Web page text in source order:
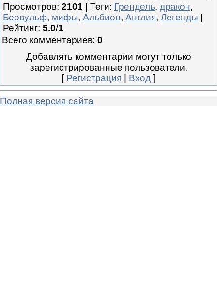
Просмотров: 2101 Теги: Грендель, дракон,
Беовульф, мифы, Альбион, Англия, Легенды
Рейтинг: 5.0/1
Всего комментариев: 0
Добавлять комментарии могут только
зарегистрированные пользователи.
[ Регистрация Вход ]
Полная версия сайта